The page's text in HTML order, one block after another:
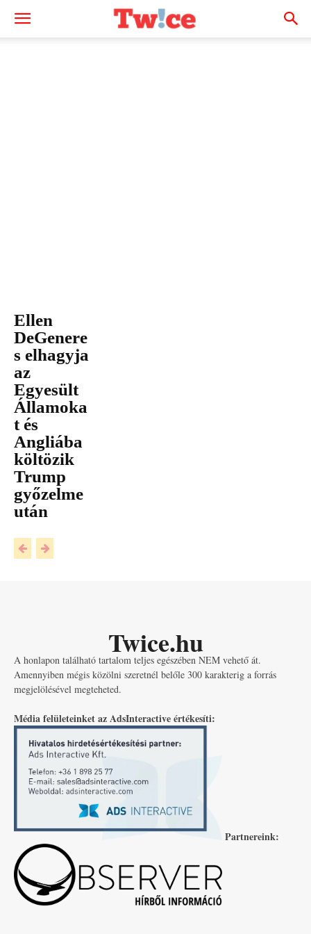
Ellen
DeGenere
s elhagyja
az
Egyesült
Államoka
t és
Angliába
költözik
Trump
győzelme
után
Twice.hu
A honlapon található tartalom teljes egészében NEM vehető át.
Amennyiben mégis közölni szeretnél belőle 300 karakterig a forrás
megjelölésével megteheted.
Média felületeinket az AdsInteractive értékesíti:
Partnereink: